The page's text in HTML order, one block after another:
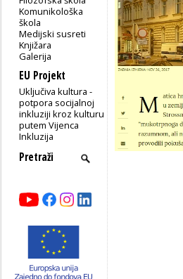
Komunikološka
škola
Medijski susreti
Knjižara
Galerija
EU Projekt
Uključiva kultura -
potpora socijalnoj
inkluziji kroz kulturu
putem Vijenca
Inkluzija